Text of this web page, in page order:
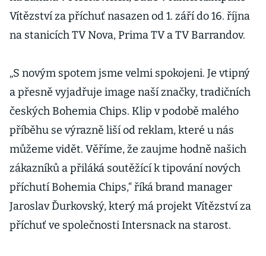
Vítězství za příchuť nasazen od 1. září do 16. října
na stanicích TV Nova, Prima TV a TV Barrandov.
„S novým spotem jsme velmi spokojeni. Je vtipný
a přesně vyjadřuje image naší značky, tradičních
českých Bohemia Chips. Klip v podobě malého
příběhu se výrazně liší od reklam, které u nás
můžeme vidět. Věříme, že zaujme hodně našich
zákazníků a přiláká soutěžící k tipování nových
příchutí Bohemia Chips,“ říká brand manager
Jaroslav Ďurkovský, který má projekt Vítězství za
příchuť ve společnosti Intersnack na starost.